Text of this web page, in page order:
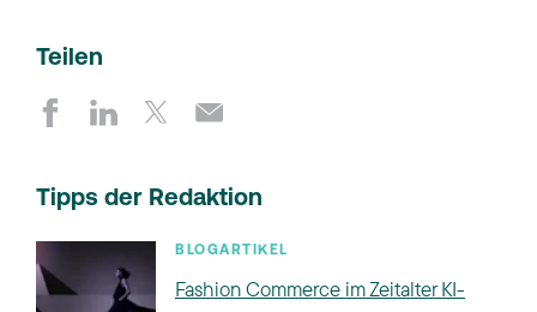
Teilen
Tipps der Redaktion
BLOGARTIKEL
Fashion Commerce im Zeitalter KI-